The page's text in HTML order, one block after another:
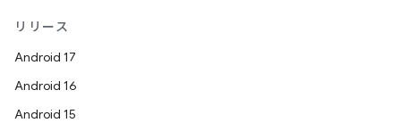
リリース
Android 17
Android 16
Android 15